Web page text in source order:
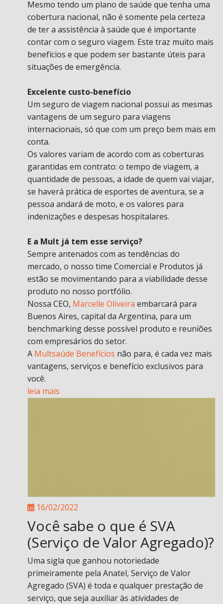
Mesmo tendo um plano de saúde que tenha uma
cobertura nacional, não é somente pela certeza
de ter a assistência à saúde que é importante
contar com o seguro viagem. Este traz muito mais
benefícios e que podem ser bastante úteis para
situações de emergência.
Excelente custo-benefício
Um seguro de viagem nacional possui as mesmas
vantagens de um seguro para viagens
internacionais, só que com um preço bem mais em
conta.
Os valores variam de acordo com as coberturas
garantidas em contrato: o tempo de viagem, a
quantidade de pessoas, a idade de quem vai viajar,
se haverá prática de esportes de aventura, se a
pessoa andará de moto, e os valores para
indenizações e despesas hospitalares.
E a Mult já tem esse serviço?
Sempre antenados com as tendências do
mercado, o nosso time Comercial e Produtos já
estão se movimentando para a viabilidade desse
produto no nosso portfólio.
Nossa CEO, Marcelle Oliveira embarcará para
Buenos Aires, capital da Argentina, para um
benchmarking desse possível produto e reuniões
com empresários do setor.
A Multsaúde Benefícios não para, é cada vez mais
vantagens, serviços e benefício exclusivos para
você.
leia mais
16/02/2022
Você sabe o que é SVA
(Serviço de Valor Agregado)?
Uma sigla que ganhou notoriedade
primeiramente pela Anatel, Serviço de Valor
Agregado (SVA) é toda e qualquer prestação de
serviço, que seja auxiliar às atividades de